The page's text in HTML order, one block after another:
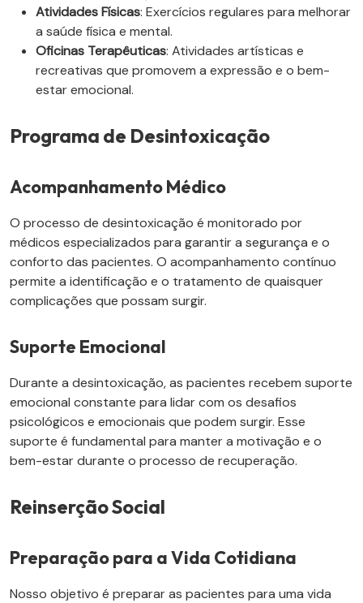
Atividades Físicas: Exercícios regulares para melhorar
a saúde física e mental.
Oficinas Terapêuticas: Atividades artísticas e
recreativas que promovem a expressão e o bem-
estar emocional.
Programa de Desintoxicação
Acompanhamento Médico
O processo de desintoxicação é monitorado por
médicos especializados para garantir a segurança e o
conforto das pacientes. O acompanhamento contínuo
permite a identificação e o tratamento de quaisquer
complicações que possam surgir.
Suporte Emocional
Durante a desintoxicação, as pacientes recebem suporte
emocional constante para lidar com os desafios
psicológicos e emocionais que podem surgir. Esse
suporte é fundamental para manter a motivação e o
bem-estar durante o processo de recuperação.
Reinserção Social
Preparação para a Vida Cotidiana
Nosso objetivo é preparar as pacientes para uma vida